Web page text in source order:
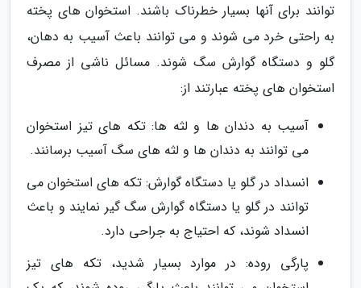
توانند برای آنها بسیار خطرناک باشند. استخوان های پخته
به راحتی خرد می شوند و می توانند باعث آسیب به دهان،
گلو و دستگاه گوارش سگ شوند. مسائل ناشی از مصرف
استخوان های پخته عبارتند از:
آسیب به دندان ها و لثه ها: تکه های تیز استخوان
می توانند به دندان ها و لثه های سگ آسیب برسانند.
انسداد در گلو یا دستگاه گوارش: تکه های استخوان می
توانند در گلو یا دستگاه گوارش سگ گیر نمایند و باعث
انسداد شوند، که احتیاج به جراحی دارد.
پارگی روده: در موارد بسیار شدید، تکه های تیز